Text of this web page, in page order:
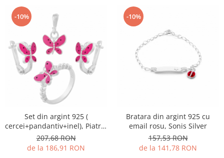
-10%
Set din argint 925 (
cercei+pandantiv+inel), Piatra:
email, Culoare: roz si negru,
Sonis Silver
207,68 RON
de la 186,91 RON
-10%
Bratara din argint 925 cu
email rosu, Sonis Silver
157,53 RON
de la 141,78 RON